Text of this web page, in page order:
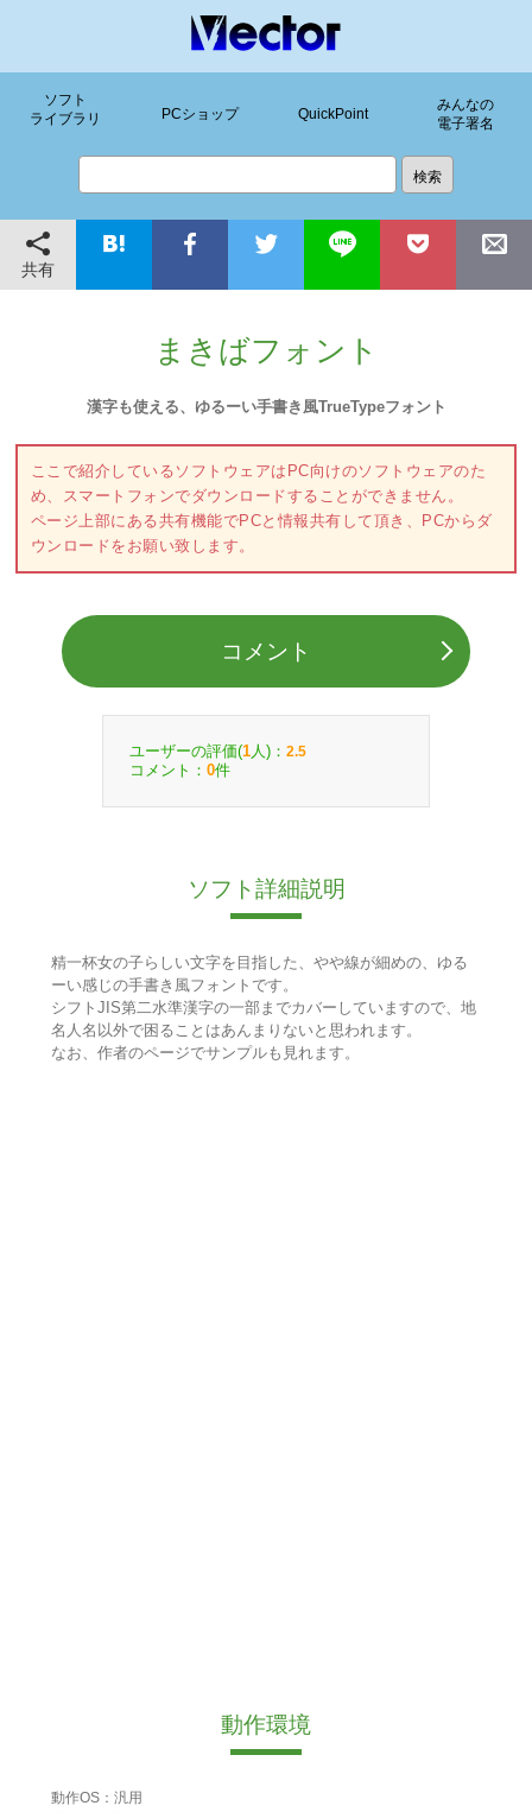
ソフト
ライブラリ
PCショップ QuickPoint
みんなの
電子署名
共有
まきばフォント
漢字も使える、ゆるーい手書き風TrueTypeフォント
ここで紹介しているソフトウェアはPC向けのソフトウェアのた
め、スマートフォンでダウンロードすることができません。
ページ上部にある共有機能でPCと情報共有して頂き、PCからダ
ウンロードをお願い致します。
コメント
ユーザーの評価(1 人)： 2.5
コメント： 0件
ソフト詳細説明
精一杯女の子らしい文字を目指した、やや線が細めの、ゆる
ーい感じの手書き風フォントです。
シフトJIS第二水準漢字の一部までカバーしていますので、地
名人名以外で困ることはあんまりないと思われます。
なお、作者のページでサンプルも見れます。
動作環境
動作OS：汎用